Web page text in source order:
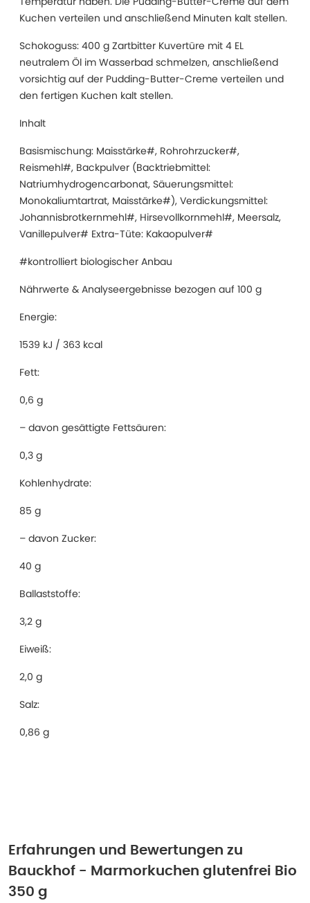
Kuchen verteilen und anschließend Minuten kalt stellen.
Schokoguss: 400 g Zartbitter Kuvertüre mit 4 EL
neutralem Öl im Wasserbad schmelzen, anschließend
vorsichtig auf der Pudding-Butter-Creme verteilen und
den fertigen Kuchen kalt stellen.
Inhalt
Basismischung: Maisstärke#, Rohrohrzucker#,
Reismehl#, Backpulver (Backtriebmittel:
Natriumhydrogencarbonat, Säuerungsmittel:
Monokaliumtartrat, Maisstärke#), Verdickungsmittel:
Johannisbrotkernmehl#, Hirsevollkornmehl#, Meersalz,
Vanillepulver# Extra-Tüte: Kakaopulver#
#kontrolliert biologischer Anbau
Nährwerte & Analyseergebnisse bezogen auf 100 g
Energie:
1539 kJ / 363 kcal
Fett:
0,6 g
– davon gesättigte Fettsäuren:
0,3 g
Kohlenhydrate:
85 g
– davon Zucker:
40 g
Ballaststoffe:
3,2 g
Eiweiß:
2,0 g
Salz:
0,86 g
Erfahrungen und Bewertungen zu
Bauckhof - Marmorkuchen glutenfrei Bio
350 g